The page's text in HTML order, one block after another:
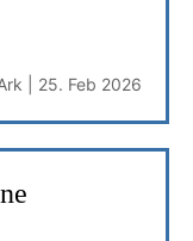
| 25. Feb 2026